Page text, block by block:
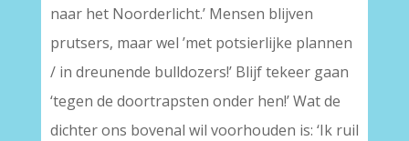
naar het Noorderlicht.’ Mensen blijven
prutsers, maar wel ’met potsierlijke plannen
/ in dreunende bulldozers!’ Blijf tekeer gaan
‘tegen de doortrapsten onder hen!’ Wat de
dichter ons bovenal wil voorhouden is: ‘Ik ruil